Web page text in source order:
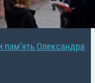
пам’ять Олександра